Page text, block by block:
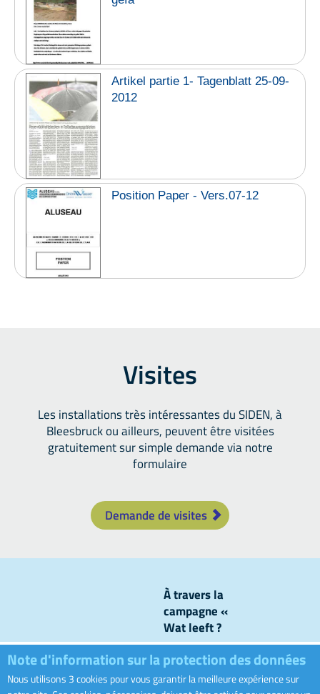
Artikel partie 1- Tagenblatt 25-09-
2012
Position Paper - Vers.07-12
Visites
Les installations très intéressantes du SIDEN, à
Bleesbruck ou ailleurs, peuvent être visitées
gratuitement sur simple demande via notre
formulaire
Demande de visites
Note d'information sur la protection des données
Nous utilisons 3 cookies pour vous garantir la meilleure expérience sur
À travers la
campagne «
Wat leeft ?
», nous
levons le
voile sur ce
Visiter le site